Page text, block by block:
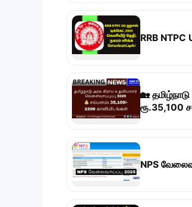
RRB
🏡
ரூ.35,100
NPS